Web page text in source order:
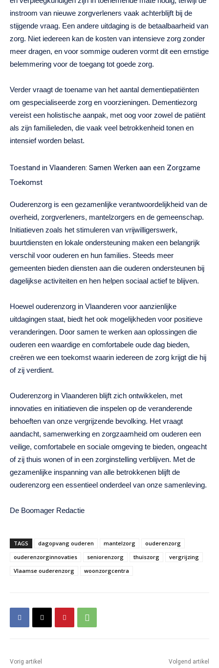
instroom van nieuwe zorgverleners vaak achterblijft bij de
stijgende vraag. Een andere uitdaging is de betaalbaarheid van
zorg. Niet iedereen kan de kosten van intensieve zorg zonder
meer dragen, en voor sommige ouderen vormt dit een ernstige
belemmering voor de toegang tot goede zorg.
Verder vraagt de toename van het aantal dementiepatiënten
om gespecialiseerde zorg en voorzieningen. Dementiezorg
vereist een holistische aanpak, met oog voor zowel de patiënt
als zijn familieleden, die vaak veel betrokkenheid tonen en
intensief worden belast.
Toestand in Vlaanderen: Samen Werken aan een Zorgzame
Toekomst
Ouderenzorg is een gezamenlijke verantwoordelijkheid van de
overheid, zorgverleners, mantelzorgers en de gemeenschap.
Initiatieven zoals het stimuleren van vrijwilligerswerk,
buurtdiensten en lokale ondersteuning maken een belangrijk
verschil voor ouderen en hun families. Steeds meer
gemeenten bieden diensten aan die ouderen ondersteunen bij
dagelijkse activiteiten en hen helpen sociaal actief te blijven.
Hoewel ouderenzorg in Vlaanderen voor aanzienlijke
uitdagingen staat, biedt het ook mogelijkheden voor positieve
veranderingen. Door samen te werken aan oplossingen die
ouderen een waardige en comfortabele oude dag bieden,
creëren we een toekomst waarin iedereen de zorg krijgt die hij
of zij verdient.
Ouderenzorg in Vlaanderen blijft zich ontwikkelen, met
innovaties en initiatieven die inspelen op de veranderende
behoeften van onze vergrijzende bevolking. Het vraagt
aandacht, samenwerking en zorgzaamheid om ouderen een
veilige, comfortabele en sociale omgeving te bieden, ongeacht
of zij thuis wonen of in een zorginstelling verblijven. Met de
gezamenlijke inspanning van alle betrokkenen blijft de
ouderenzorg een essentieel onderdeel van onze samenleving.
De Boomager Redactie
TAGS dagopvang ouderen mantelzorg
ouderenzorg
ouderenzorginnovaties
seniorenzorg thuiszorg
vergrijzing
Vlaamse ouderenzorg
woonzorgcentra
Vorig artikel Volgend artikel